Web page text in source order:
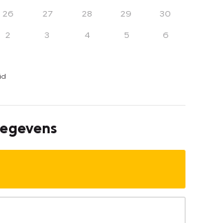
26 27 28 29
30
2 3 4 5 6